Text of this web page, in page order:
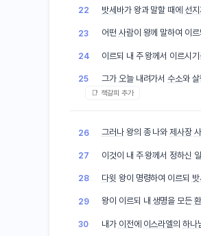
22 밧세바가 왕과 말할 때에 선
23 어떤 사람이 왕께 말하여 이르
24 이르되 내 주 왕께서 이르시
25 그가 오늘내려가서수소와 살
📑 책갈피 추가
26 그러나왕의 종 나와제사장
27 이것이 내 주 왕께서 정하신
28 다윗 왕이 명령하여 이르되
29 왕이 이르되 내 생명을 모든
30 내가 이전에 이스라엘의하나